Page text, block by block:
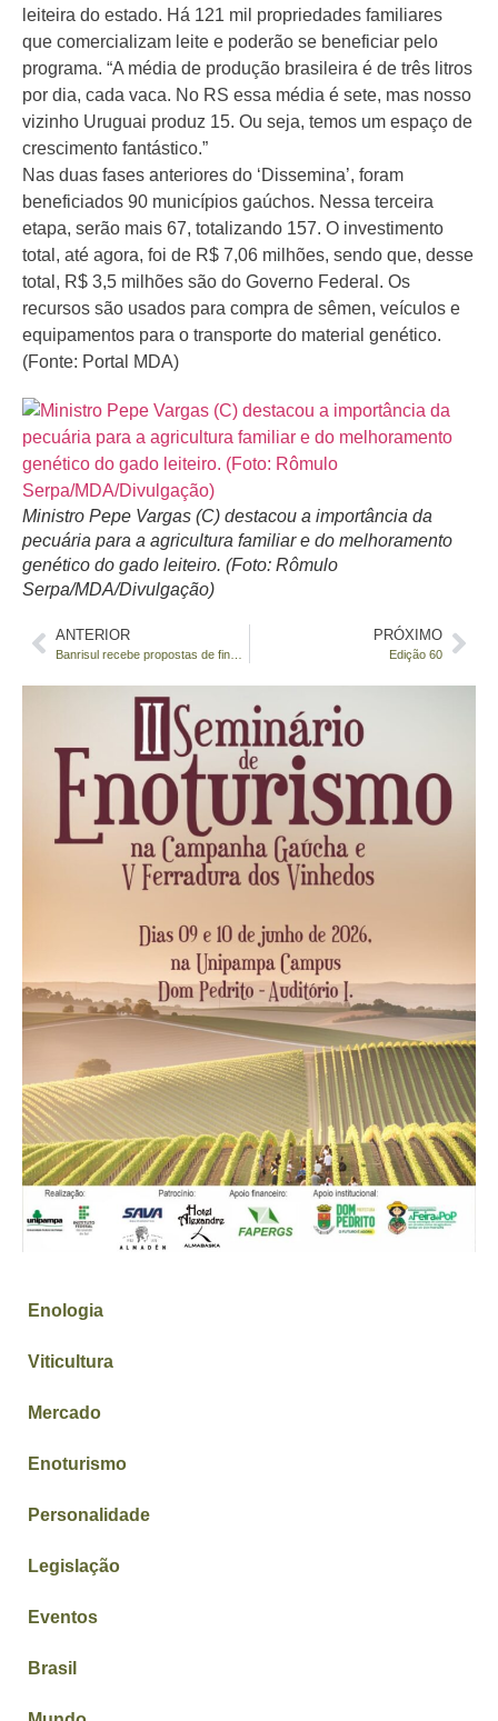
leiteira do estado. Há 121 mil propriedades familiares
que comercializam leite e poderão se beneficiar pelo
programa. “A média de produção brasileira é de três litros
por dia, cada vaca. No RS essa média é sete, mas nosso
vizinho Uruguai produz 15. Ou seja, temos um espaço de
crescimento fantástico.”
Nas duas fases anteriores do ‘Dissemina’, foram
beneficiados 90 municípios gaúchos. Nessa terceira
etapa, serão mais 67, totalizando 157. O investimento
total, até agora, foi de R$ 7,06 milhões, sendo que, desse
total, R$ 3,5 milhões são do Governo Federal. Os
recursos são usados para compra de sêmen, veículos e
equipamentos para o transporte do material genético.
(Fonte: Portal MDA)
Ministro Pepe Vargas (C) destacou a importância da
pecuária para a agricultura familiar e do melhoramento
genético do gado leiteiro. (Foto: Rômulo
Serpa/MDA/Divulgação)
ANTERIOR PRÓXIMO
Edição 60
Enologia
Viticultura
Mercado
Enoturismo
Personalidade
Legislação
Eventos
Brasil